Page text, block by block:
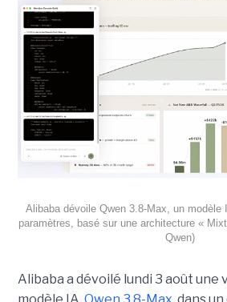
Alibaba dévoile Qwen 3.8-Max, un modèle
paramètres, basé sur une architecture «
Qwen)
Alibaba a dévoilé lundi 3 août une